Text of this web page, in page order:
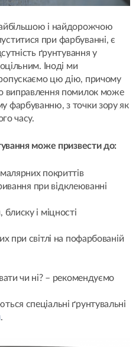
і найдорожчою
при фарбуванні, є
ґрунтування у
Іноді ми
цю дію, причому
виправлення помилок може
фарбуванню, з точки зору як
часу.
може призвести до:
покриттів
при відклеюванні
і міцності
при світлі на пофарбованій
чи ні? – рекомендуємо
спеціальні ґрунтувальні
.